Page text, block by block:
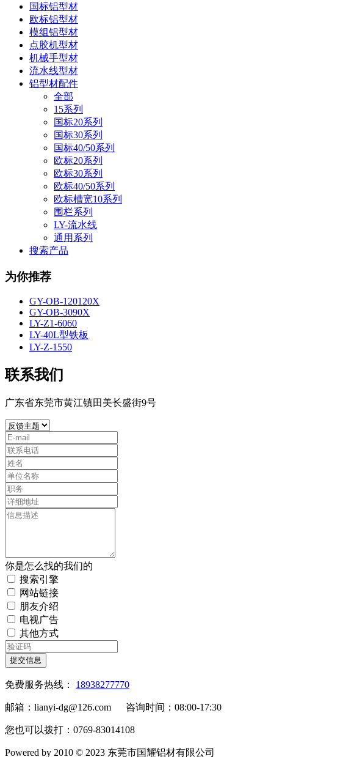
国标铝型材
欧标铝型材
模组铝型材
点胶机型材
机械手型材
流水线型材
铝型材配件
全部
15系列
国标20系列
国标30系列
国标40/50系列
欧标20系列
欧标30系列
欧标40/50系列
欧标槽宽10系列
围栏系列
LY-流水线
通用系列
搜索产品
为你推荐
GY-OB-120120X
GY-OB-3090X
LY-Z1-6060
LY-40L型铁板
LY-Z-1550
联系我们
广东省东莞市黄江镇田美长盛街9号
你是怎么找的我们的
搜索引擎
网站链接
朋友介绍
电视广告
其他方式
提交信息
免费服务热线： 18938277770
邮箱：lianyi-dg@126.com 咨询时间：08:00-17:30
您也可以拨打：0769-83014108
Powered by 2010 © 2023 东莞市国耀铝材有限公司